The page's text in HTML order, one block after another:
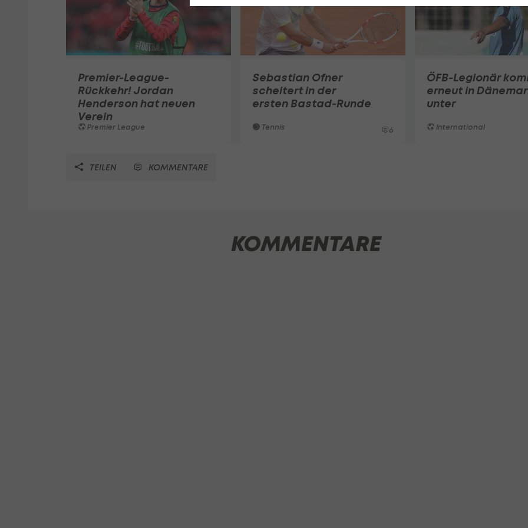
Premier-League-
Rückkehr! Jordan
Henderson hat neuen
Verein
Premier League
Sebastian Ofner
scheitert in der
ersten Bastad-Runde
Tennis 6
ÖFB-Legionär
erneut in
unter
International
TEILEN KOMMENTARE
KOMMENTARE